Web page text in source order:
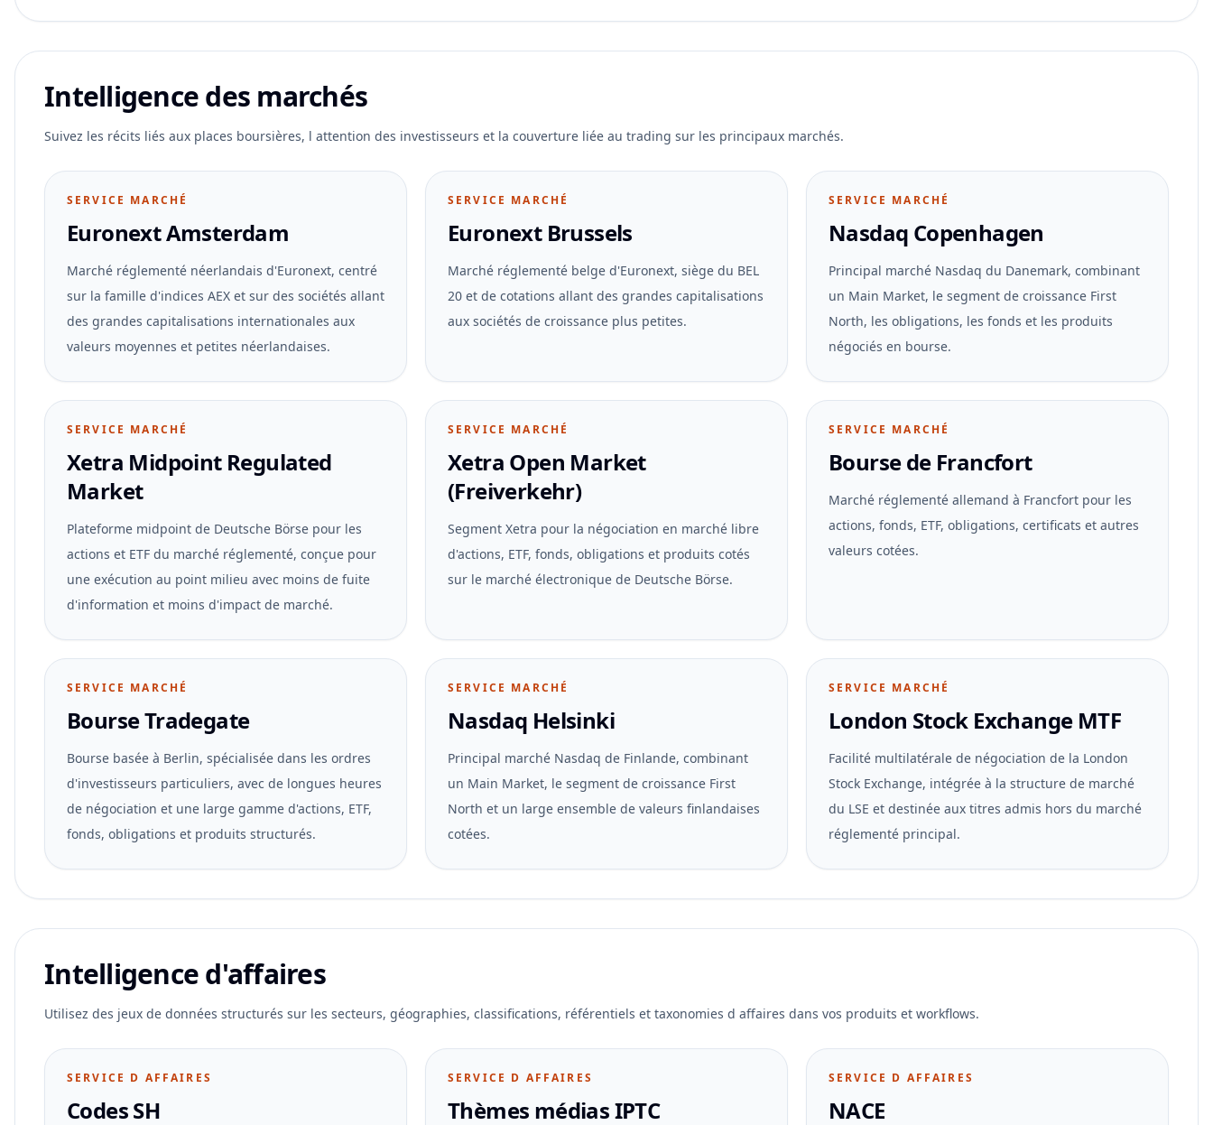
Intelligence des marchés
Suivez les récits liés aux places boursières, l attention des investisseurs et la couverture liée au trading sur les principaux marchés.
SERVICE MARCHÉ
Euronext Amsterdam
Marché réglementé néerlandais d'Euronext, centré
sur la famille d'indices AEX et sur des sociétés allant
des grandes capitalisations internationales aux
valeurs moyennes et petites néerlandaises.
SERVICE MARCHÉ
Euronext Brussels
Marché réglementé belge d'Euronext, siège du BEL
20 et de cotations allant des grandes capitalisations
aux sociétés de croissance plus petites.
SERVICE MARCHÉ
Nasdaq Copenhagen
Principal marché Nasdaq du Danemark, combinant
un Main Market, le segment de croissance First
North, les obligations, les fonds et les produits
négociés en bourse.
SERVICE MARCHÉ
Xetra Midpoint Regulated
Market
Plateforme midpoint de Deutsche Börse pour les
actions et ETF du marché réglementé, conçue pour
une exécution au point milieu avec moins de fuite
d'information et moins d'impact de marché.
SERVICE MARCHÉ
Xetra Open Market
(Freiverkehr)
Segment Xetra pour la négociation en marché libre
d'actions, ETF, fonds, obligations et produits cotés
sur le marché électronique de Deutsche Börse.
SERVICE MARCHÉ
Bourse de Francfort
Marché réglementé allemand à Francfort pour les
actions, fonds, ETF, obligations, certificats et autres
valeurs cotées.
SERVICE MARCHÉ
Bourse Tradegate
Bourse basée à Berlin, spécialisée dans les ordres
d'investisseurs particuliers, avec de longues heures
de négociation et une large gamme d'actions, ETF,
fonds, obligations et produits structurés.
SERVICE MARCHÉ
Nasdaq Helsinki
Principal marché Nasdaq de Finlande, combinant
un Main Market, le segment de croissance First
North et un large ensemble de valeurs finlandaises
cotées.
SERVICE MARCHÉ
London Stock Exchange MTF
Facilité multilatérale de négociation de la London
Stock Exchange, intégrée à la structure de marché
du LSE et destinée aux titres admis hors du marché
réglementé principal.
Intelligence d'affaires
Utilisez des jeux de données structurés sur les secteurs, géographies, classifications, référentiels et taxonomies d affaires dans vos produits et workflows.
SERVICE D AFFAIRES
Codes SH
SERVICE D AFFAIRES
Thèmes médias IPTC
SERVICE D AFFAIRES
NACE